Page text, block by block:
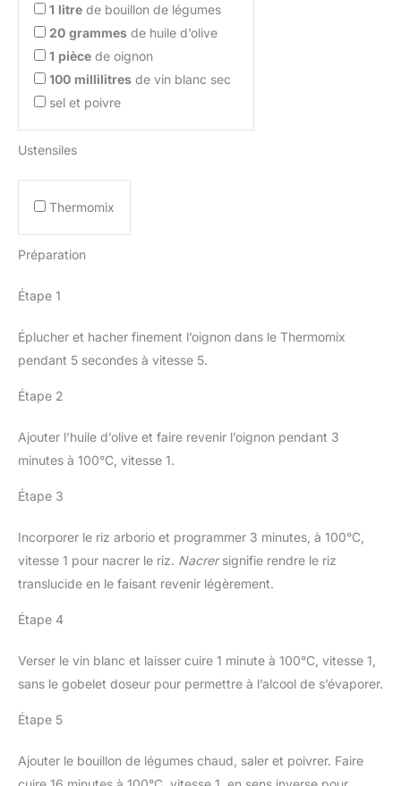
1 litre de bouillon de légumes
20 grammes de huile d’olive
1 pièce de oignon
100 millilitres de vin blanc sec
sel et poivre
Ustensiles
Thermomix
Préparation
Étape 1
Éplucher et hacher finement l’oignon dans le Thermomix
pendant 5 secondes à vitesse 5.
Étape 2
Ajouter l’huile d’olive et faire revenir l’oignon pendant 3
minutes à 100°C, vitesse 1.
Étape 3
Incorporer le riz arborio et programmer 3 minutes, à 100°C,
vitesse 1 pour nacrer le riz. Nacrersignifie rendre le riz
translucide en le faisant revenir légèrement.
Étape 4
Verser le vin blanc et laisser cuire 1 minute à 100°C, vitesse 1,
sans le gobelet doseur pour permettre à l’alcool de s’évaporer.
Étape 5
Ajouter le bouillon de légumes chaud, saler et poivrer. Faire